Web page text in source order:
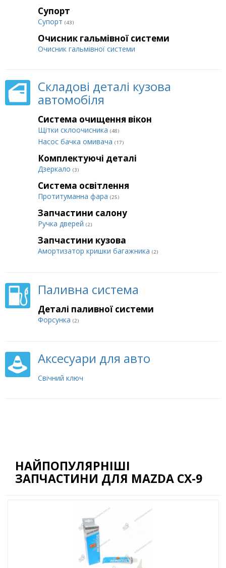
Супорт
Супорт (43)
Очисник гальмівної системи
Очисник гальмівної системи
Складові деталі кузова
автомобіля
Система очищення вікон
Щітки склоочисника (48)
Насос бачка омивача (17)
Комплектуючі деталі
Дзеркало (3)
Система освітлення
Протитуманна фара (25)
Запчастини салону
Ручка дверей (2)
Запчастини кузова
Амортизатор кришки багажника (2)
Паливна система
Деталі паливної системи
Форсунка (2)
Аксесуари для авто
Свічний ключ
НАЙПОПУЛЯРНІШІ
ЗАПЧАСТИНИ ДЛЯ MAZDA CX-9